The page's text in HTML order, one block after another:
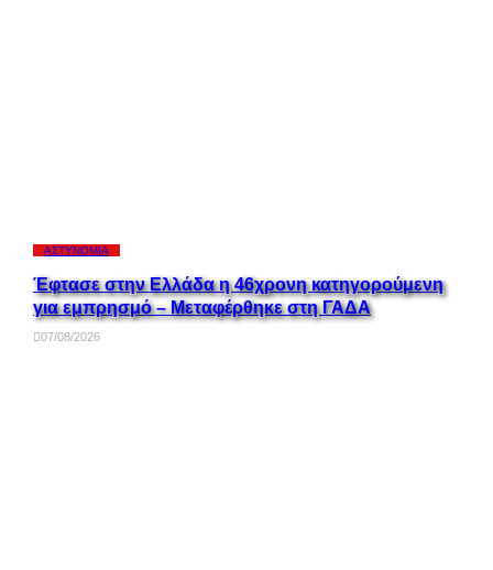
ΑΣΤΥΝΟΜΊΑ
Έφτασε στην Ελλάδα η 46χρονη κατηγορούμενη
για εμπρησμό – Μεταφέρθηκε στη ΓΑΔΑ
07/08/2026